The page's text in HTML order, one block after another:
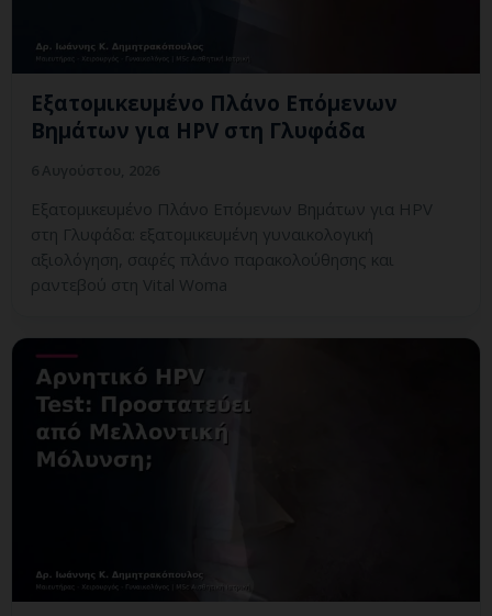
Εξατομικευμένο Πλάνο Επόμενων
Βημάτων για HPV στη Γλυφάδα
Εξατομικευμένο Πλάνο Επόμενων Βημάτων για HPV
στη Γλυφάδα: εξατομικευμένη γυναικολογική
αξιολόγηση, σαφές πλάνο παρακολούθησης και
ραντεβού στη Vital Woma